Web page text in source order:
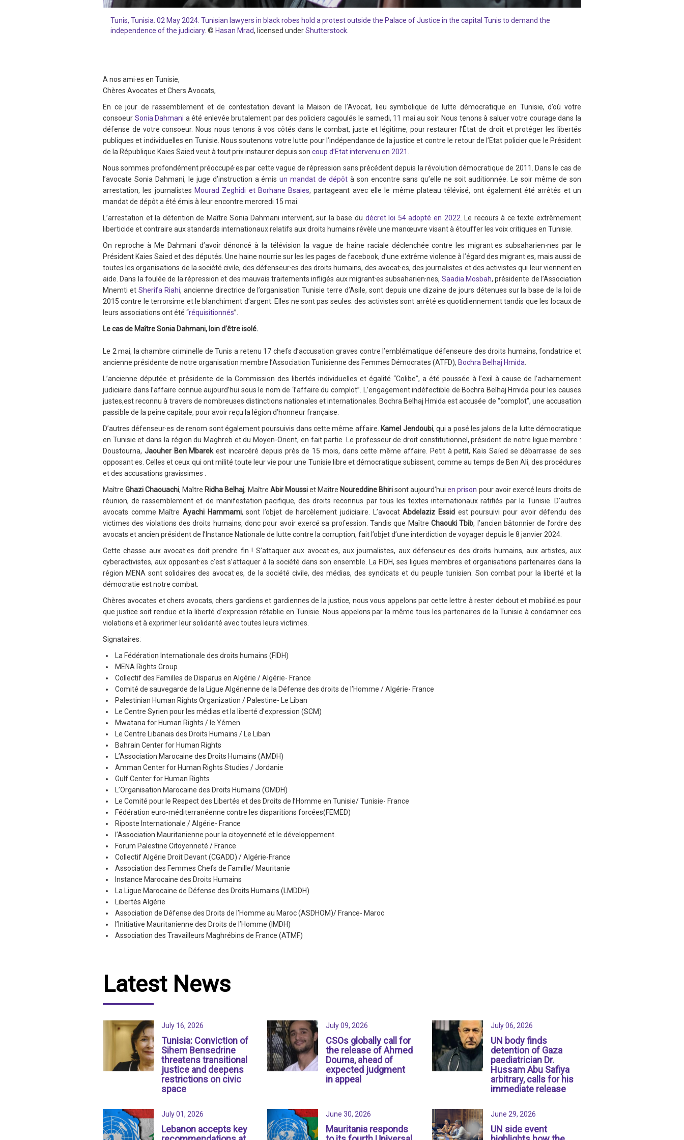
Tunis, Tunisia. 02 May 2024. Tunisian lawyers in black robes hold a protest outside the Palace of Justice in the capital Tunis to demand the
independence of the judiciary. © Hasan Mrad, licensed underShutterstock
A nos ami·es en Tunisie,
Chères Avocates et Chers Avocats,
En ce jour de rassemblement et de contestation devant la Maison de l’Avocat, lieu symbolique de lutte démocratique en Tunisie, d’où votre
consoeur Sonia Dahmani a été enlevée brutalement par des policiers cagoulés le samedi, 11 mai au soir. Nous tenons à saluer votre courage dans la
défense de votre consoeur. Nous nous tenons à vos côtés dans le combat, juste et légitime, pour restaurer l’État de droit et protéger les libertés
publiques et individuelles en Tunisie. Nous soutenons votre lutte pour l’indépendance de la justice et contre le retour de l’Etat policier que le Président
de la République Kaies Saied veut à tout prix instaurer depuis son coup d’Etat intervenu en 2021
Nous sommes profondément préoccupé·es par cette vague de répression sans précédent depuis la révolution démocratique de 2011. Dans le cas de
l’avocate Sonia Dahmani, le juge d’instruction a émisun mandat de dépôt à son encontre sans qu’elle ne soit auditionnée. Le soir même de son
arrestation, les journalistes Mourad Zeghidi et Borhane Bsaies, partageant avec elle le même plateau télévisé, ont également été arrêtés et un
mandat de dépôt a été émis à leur encontre mercredi 15 mai.
L’arrestation et la détention de Maître Sonia Dahmani intervient, sur la base du décret loi 54 adopté en 2022 . Le recours à ce texte extrêmement
liberticide et contraire aux standards internationaux relatifs aux droits humains révèle une manœuvre visant à étouffer les voix critiques en Tunisie.
On reproche à Me Dahmani d’avoir dénoncé à la télévision la vague de haine raciale déclenchée contre les migrant·es subsaharien⋅nes par le
Président Kaies Saied et des députés. Une haine nourrie sur les les pages de facebook, d’une extrême violence à l’égard des migrant·es, mais aussi de
toutes les organisations de la société civile, des défenseur·es des droits humains, des avocat·es, des journalistes et des activistes qui leur viennent en
aide. Dans la foulée de la répression et des mauvais traitements infligés aux migrant·es subsaharien·nes, Saadia Mosbah, présidente de l’Association
Mnemti et Sherifa Riahi, ancienne directrice de l’organisation Tunisie terre d’Asile, sont depuis une dizaine de jours détenues sur la base de la loi de
2015 contre le terrorsime et le blanchiment d’argent. Elles ne sont pas seules. des activistes sont arrêté·es quotidiennement tandis que les locaux de
leurs associations ont été “réquisitionnés”.
Le cas de Maître Sonia Dahmani, loin d’être isolé.
Le 2 mai, la chambre criminelle de Tunis a retenu 17 chefs d’accusation graves contre l’emblématique défenseure des droits humains, fondatrice et
ancienne présidente de notre organisation membre l’Association Tunisienne des Femmes Démocrates (ATFD), Bochra Belhaj Hmida
L’ancienne députée et présidente de la Commission des libertés individuelles et égalité “Colibe”, a été poussée à l’exil à cause de l’acharnement
judiciaire dans l’affaire connue aujourd’hui sous le nom de ‘l’affaire du complot”. L’engagement indéfectible de Bochra Belhaj Hmida pour les causes
justes,est reconnu à travers de nombreuses distinctions nationales et internationales. Bochra Belhaj Hmida est accusée de “complot”, une accusation
passible de la peine capitale, pour avoir reçu la légion d’honneur française.
D’autres défenseur·es de renom sont également poursuivis dans cette même affaire. Kamel Jendoubi, qui a posé les jalons de la lutte démocratique
en Tunisie et dans la région du Maghreb et du Moyen-Orient, en fait partie. Le professeur de droit constitutionnel, président de notre ligue membre :
Doustourna, Jaouher Ben Mbarekest incarcéré depuis près de 15 mois, dans cette même affaire. Petit à petit, Kaïs Saïed se débarrasse de ses
opposant·es. Celles et ceux qui ont milité toute leur vie pour une Tunisie libre et démocratique subissent, comme au temps de Ben Ali, des procédures
et des accusations gravissimes .
MaîtreGhazi Chaouachi, Maître Ridha Belhaj, Maître Abir Moussiet Maître Noureddine Bhirisont aujourd’huien prison pour avoir exercé leurs droits de
réunion, de rassemblement et de manifestation pacifique, des droits reconnus par tous les textes internationaux ratifiés par la Tunisie. D’autres
avocats comme Maître Ayachi Hammami, sont l’objet de harcèlement judiciaire. L’avocatAbdelaziz Essid est poursuivi pour avoir défendu des
victimes des violations des droits humains, donc pour avoir exercé sa profession. Tandis que Maître Chaouki Tbib, l’ancien bâtonnier de l’ordre des
avocats et ancien président de l’Instance Nationale de lutte contre la corruption, fait l’objet d’une interdiction de voyager depuis le 8 janvier 2024.
Cette chasse aux avocat·es doit prendre fin ! S’attaquer aux avocat·es, aux journalistes, aux défenseur·es des droits humains, aux artistes, aux
cyberactivistes, aux opposant·es c’est s’attaquer à la société dans son ensemble. La FIDH, ses ligues membres et organisations partenaires dans la
région MENA sont solidaires des avocat·es, de la société civile, des médias, des syndicats et du peuple tunisien. Son combat pour la liberté et la
démocratie est notre combat.
Chères avocates et chers avocats, chers gardiens et gardiennes de la justice, nous vous appelons par cette lettre à rester debout et mobilisé.es pour
que justice soit rendue et la liberté d’expression rétablie en Tunisie. Nous appelons par la même tous les partenaires de la Tunisie à condamner ces
violations et à exprimer leur solidarité avec toutes leurs victimes.
Signataires:
La Fédération Internationale des droits humains (FIDH)
MENA Rights Group
Collectif des Familles de Disparus en Algérie / Algérie- France
Comité de sauvegarde de la Ligue Algérienne de la Défense des droits de l’Homme / Algérie- France
Palestinian Human Rights Organization / Palestine- Le Liban
Le Centre Syrien pour les médias et la liberté d’expression (SCM)
Mwatana for Human Rights / le Yémen
Le Centre Libanais des Droits Humains / Le Liban
Bahrain Center for Human Rights
L’Association Marocaine des Droits Humains (AMDH)
Amman Center for Human Rights Studies / Jordanie
Gulf Center for Human Rights
L’Organisation Marocaine des Droits Humains (OMDH)
Le Comité pour le Respect des Libertés et des Droits de l’Homme en Tunisie/ Tunisie- France
Fédération euro-méditerranéenne contre les disparitions forcées(FEMED)
Riposte Internationale / Algérie- France
l’Association Mauritanienne pour la citoyenneté et le développement.
Forum Palestine Citoyenneté / France
Collectif Algérie Droit Devant (CGADD) / Algérie-France
Association des Femmes Chefs de Famille/ Mauritanie
Instance Marocaine des Droits Humains
La Ligue Marocaine de Défense des Droits Humains (LMDDH)
Libertés Algérie
Association de Défense des Droits de l’Homme au Maroc (ASDHOM)/ France- Maroc
l’Initiative Mauritanienne des Droits de l’Homme (IMDH)
Association des Travailleurs Maghrébins de France (ATMF)
Latest News
July 16, 2026
Tunisia: Conviction of
Sihem Bensedrine
threatens transitional
justice and deepens
restrictions on civic
space
July 09, 2026
CSOs globally call for
the release of Ahmed
Douma, ahead of
expected judgment
in appeal
July 06, 2026
UN body finds
detention of Gaza
paediatrician Dr.
Hussam Abu Safiya
arbitrary, calls for his
immediate release
July 01, 2026
Lebanon accepts key
June 30, 2026
Mauritania responds
June 29, 2026
UN side event